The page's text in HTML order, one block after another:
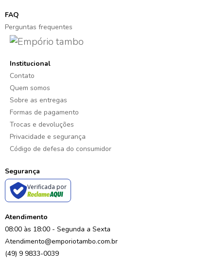
FAQ
Perguntas frequentes
Institucional
Contato
Quem somos
Sobre as entregas
Formas de pagamento
Trocas e devoluções
Privacidade e segurança
Código de defesa do consumidor
Segurança
Verificada por
Atendimento
08:00 às 18:00 - Segunda a Sexta
Atendimento@emporiotambo.com.br
(49) 9 9833-0039